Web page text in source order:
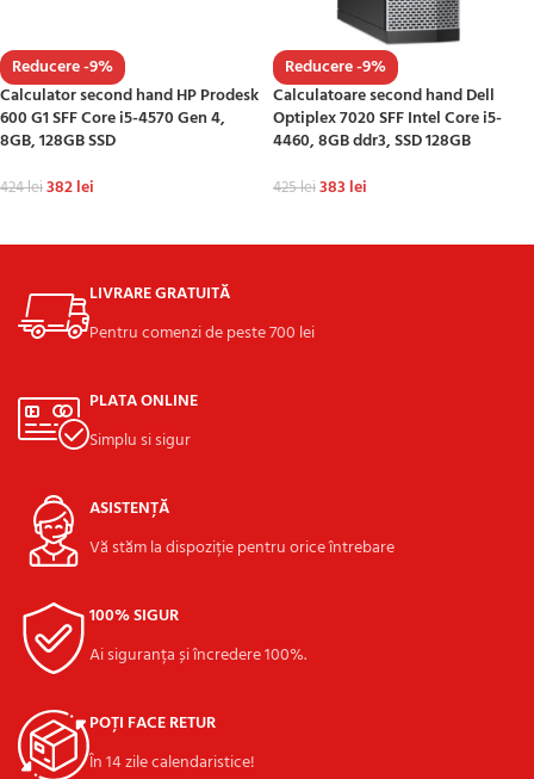
Reducere -9%
Calculator second hand HP Prodesk
600 G1 SFF Core i5-4570 Gen 4,
8GB, 128GB SSD
424lei382lei
Reducere -9%
Calculatoare second hand Dell
Optiplex 7020 SFF Intel Core i5-
4460, 8GB ddr3, SSD 128GB
425lei383 lei
LIVRARE GRATUITĂ
Pentru comenzi de peste 700 lei
PLATA ONLINE
Simplu si sigur
ASISTENȚĂ
Vă stăm la dispoziție pentru orice întrebare
100% SIGUR
Ai siguranța și încredere 100%.
POȚI FACE RETUR
În 14 zile calendaristice!